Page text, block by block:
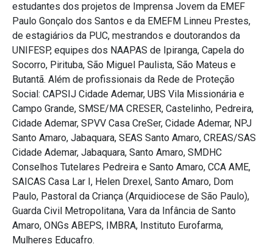
estudantes dos projetos de Imprensa Jovem da EMEF
Paulo Gonçalo dos Santos e da EMEFM Linneu Prestes,
de estagiários da PUC, mestrandos e doutorandos da
UNIFESP, equipes dos NAAPAS de Ipiranga, Capela do
Socorro, Pirituba, São Miguel Paulista, São Mateus e
Butantã. Além de profissionais da Rede de Proteção
Social: CAPSIJ Cidade Ademar, UBS Vila Missionária e
Campo Grande, SMSE/MA CRESER, Castelinho, Pedreira,
Cidade Ademar, SPVV Casa CreSer, Cidade Ademar, NPJ
Santo Amaro, Jabaquara, SEAS Santo Amaro, CREAS/SAS
Cidade Ademar, Jabaquara, Santo Amaro, SMDHC
Conselhos Tutelares Pedreira e Santo Amaro, CCA AME,
SAICAS Casa Lar I, Helen Drexel, Santo Amaro, Dom
Paulo, Pastoral da Criança (Arquidiocese de São Paulo),
Guarda Civil Metropolitana, Vara da Infância de Santo
Amaro, ONGs ABEPS, IMBRA, Instituto Eurofarma,
Mulheres Educafro.